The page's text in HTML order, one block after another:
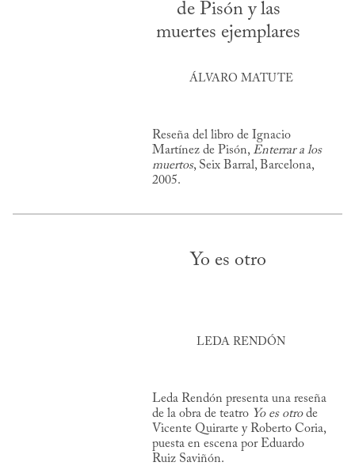
de Pisón y las
muertes ejemplares
ÁLVARO MATUTE
Reseña del libro de Ignacio
Martínez de Pisón, Enterrar a los
muertos, Seix Barral, Barcelona,
2005.
Yo es otro
LEDA RENDÓN
Leda Rendón presenta una reseña
de la obra de teatro Yo es otrode
Vicente Quirarte y Roberto Coria,
puesta en escena por Eduardo
Ruiz Saviñón.